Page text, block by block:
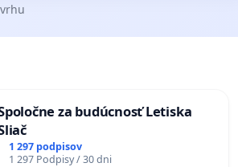
za budúcnosť Letiska
1 297 podpisov
1 297 Podpisy / 30 dni